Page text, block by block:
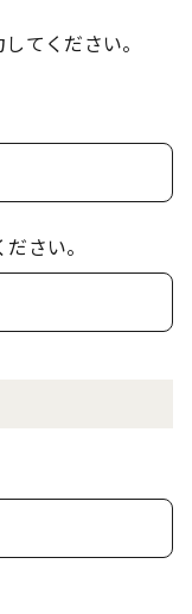
てください。
さい。